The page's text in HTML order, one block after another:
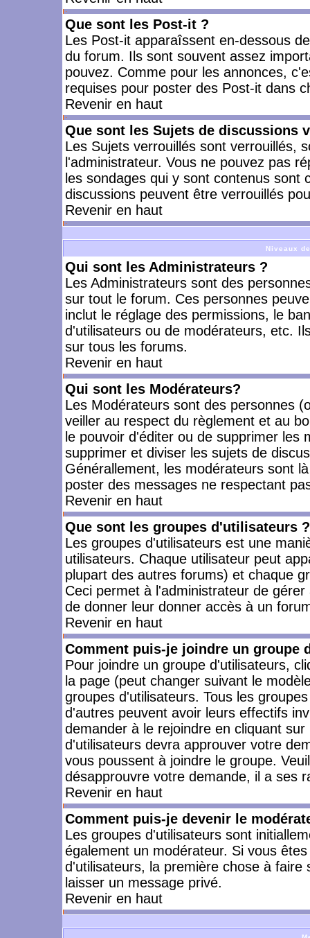
Que sont les Post-it ?
Les Post-it apparaîssent en-dessous
du forum. Ils sont souvent assez
pouvez. Comme pour les annonces,
requises pour poster des Post-it dans
Revenir en haut
Que sont les Sujets de discussions
Les Sujets verrouillés sont verrouillés,
l'administrateur. Vous ne pouvez pas
les sondages qui y sont contenus
discussions peuvent être verrouillés
Revenir en haut
Niveaux
Qui sont les Administrateurs ?
Les Administrateurs sont des
sur tout le forum. Ces personnes
inclut le réglage des permissions, le
d'utilisateurs ou de modérateurs, etc.
sur tous les forums.
Revenir en haut
Qui sont les Modérateurs?
Les Modérateurs sont des personnes
veiller au respect du règlement et au
le pouvoir d'éditer ou de supprimer les
supprimer et diviser les sujets de
Générallement, les modérateurs sont
poster des messages ne respectant
Revenir en haut
Que sont les groupes d'utilisateurs ?
Les groupes d'utilisateurs est une
utilisateurs. Chaque utilisateur peut
plupart des autres forums) et chaque
Ceci permet à l'administrateur de
de donner leur donner accès à un
Revenir en haut
Comment puis-je joindre un groupe
Pour joindre un groupe d'utilisateurs,
la page (peut changer suivant le
groupes d'utilisateurs. Tous les
d'autres peuvent avoir leurs effectifs
demander à le rejoindre en cliquant
d'utilisateurs devra approuver votre
vous poussent à joindre le groupe.
désapprouvre votre demande, il a ses
Revenir en haut
Comment puis-je devenir le
Les groupes d'utilisateurs sont
également un modérateur. Si vous
d'utilisateurs, la première chose à
laisser un message privé.
Revenir en haut